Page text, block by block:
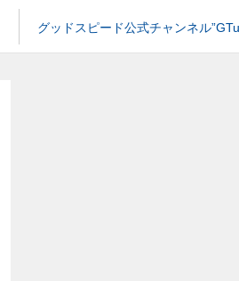
グッドスピード公式チャンネル